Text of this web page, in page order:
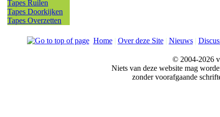
Tapes Ruilen
Tapes Doorkijken
Tapes Overzetten
Home| Over deze Site| Nieuws|
© 2004-2026
Niets van deze website mag
zonder voorafgaande